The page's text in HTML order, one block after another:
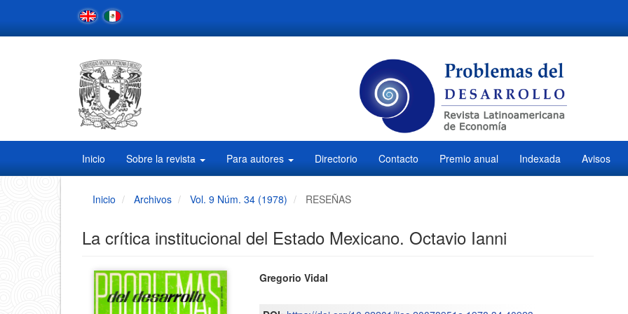
Contenido
Inicio Sobre la revista Para autores Directorio Contacto Premio anual Indexada Avisos
Inicio Archivos Vol. 9 Núm. 34 (1978) RESEÑAS
La crítica institucional del Estado Mexicano. Octavio Ianni
Barra
Contenido
principal
Gregorio Vidal